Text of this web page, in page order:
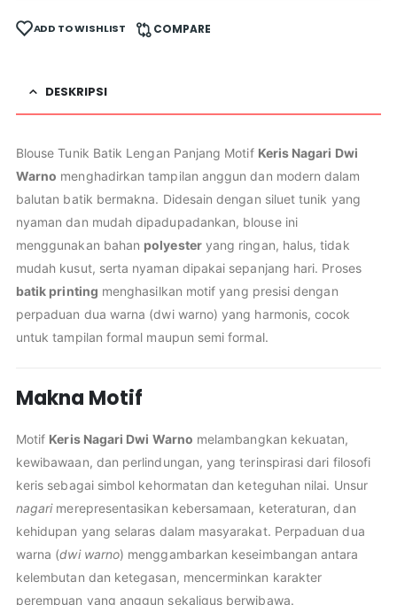
ADD TO WISHLIST COMPARE
DESKRIPSI
Blouse Tunik Batik Lengan Panjang Motif Keris Nagari Dwi
Warno menghadirkan tampilan anggun dan modern dalam
balutan batik bermakna. Didesain dengan siluet tunik yang
nyaman dan mudah dipadupadankan, blouse ini
menggunakan bahan polyesteryang ringan, halus, tidak
mudah kusut, serta nyaman dipakai sepanjang hari. Proses
batik printing menghasilkan motif yang presisi dengan
perpaduan dua warna (dwi warno) yang harmonis, cocok
untuk tampilan formal maupun semi formal.
Makna Motif
Motif Keris Nagari Dwi Warno melambangkan kekuatan,
kewibawaan, dan perlindungan, yang terinspirasi dari filosofi
keris sebagai simbol kehormatan dan keteguhan nilai. Unsur
nagarimerepresentasikan kebersamaan, keteraturan, dan
kehidupan yang selaras dalam masyarakat. Perpaduan dua
warna (dwi warno) menggambarkan keseimbangan antara
kelembutan dan ketegasan, mencerminkan karakter
perempuan yang anggun sekaligus berwibawa.